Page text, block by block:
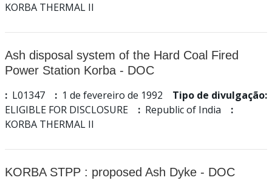
KORBA THERMAL II
Ash disposal system of the Hard Coal Fired
Power Station Korba - DOC
: L01347 : 1 de fevereiro de 1992
Tipo de divulgação:
ELIGIBLE FOR DISCLOSURE
: Republic of India
:
KORBA THERMAL II
KORBA STPP : proposed Ash Dyke - DOC